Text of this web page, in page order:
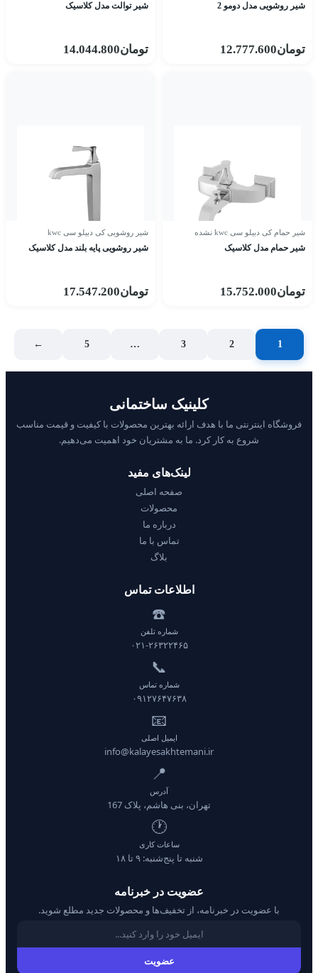
شیر روشویی مدل دومو 2
تومان12.777.600
شیر توالت مدل کلاسیک
تومان14.044.800
شیر حمام کی دبیلو سی kwc نشده
شیر حمام مدل کلاسیک
تومان15.752.000
شیر روشویی کی دبیلو سی kwc
شیر روشویی پایه بلند مدل کلاسیک
تومان17.547.200
1
2
3
…
5
←
کلینیک ساختمانی
فروشگاه اینترنتی ما با هدف ارائه بهترین محصولات با کیفیت و قیمت مناسب
شروع به کار کرد. ما به مشتریان خود اهمیت می‌دهیم.
لینک‌های مفید
صفحه اصلی
محصولات
درباره ما
تماس با ما
بلاگ
اطلاعات تماس
☎️
شماره تلفن
۰۲۱-۲۶۳۲۲۴۶۵
📞
شماره تماس
۰۹۱۲۷۶۴۷۶۳۸
📧
ایمیل اصلی
info@kalayesakhtemani.ir
📍
آدرس
تهران، بنی هاشم، پلاک 167
🕐
ساعات کاری
شنبه تا پنج‌شنبه: ۹ تا ۱۸
عضویت در خبرنامه
با عضویت در خبرنامه، از تخفیف‌ها و محصولات جدید مطلع شوید.
عضویت